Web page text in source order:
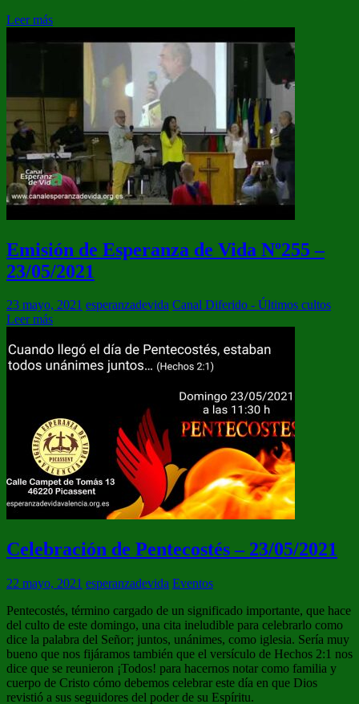
Leer más
Emisión de Esperanza de Vida Nº255 –
23/05/2021
23 mayo, 2021 esperanzadevida Canal Diferido - Últimos cultos
Leer más
Celebración de Pentecostés – 23/05/2021
22 mayo, 2021 esperanzadevida Eventos
Pentecostés, término cargado de un significado importante, que hace
del culto de este domingo, una cita ineludible para celebrarlo como
dice la palabra del Señor; juntos, unánimes, como iglesia. Sería muy
bueno que nos fijáramos también que el versículo de Hechos 2:1 nos
dice que se reunieron ¡Todos! para hacernos notar como familia y
cuerpo de Cristo cómo debemos celebrar este día en que Dios
revistió a sus seguidores del poder de su Espíritu.